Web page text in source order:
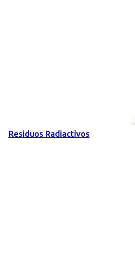
Residuos Radiactivos